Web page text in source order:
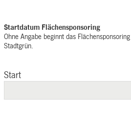
Startdatum Flächensponsoring
Ohne Angabe beginnt das
Stadtgrün.
Start